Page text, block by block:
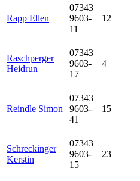
Rapp Ellen
07343
9603-
11
12
Raschperger
Heidrun
07343
9603-
17
4
Reindle Simon
07343
9603-
41
15
Schreckinger
Kerstin
07343
9603-
15
23